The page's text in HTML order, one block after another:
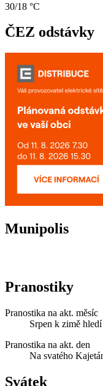
30/18 °C
ČEZ odstávky
Munipolis
Pranostiky
Pranostika na akt. měsíc
Srpen k zimě
Pranostika na akt. den
Na svatého
Svátek